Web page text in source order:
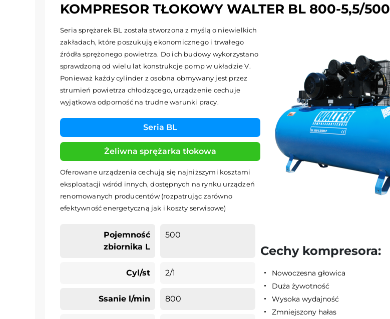
KOMPRESOR TŁOKOWY WALTER BL 800-5,5/500
Seria sprężarek BL została stworzona z myślą o niewielkich
zakładach, które poszukują ekonomicznego i trwałego
źródła sprężonego powietrza. Do ich budowy wykorzystano
sprawdzoną od wielu lat konstrukcje pomp w układzie V.
Ponieważ każdy cylinder z osobna obmywany jest przez
strumień powietrza chłodzącego, urządzenie cechuje
wyjątkowa odporność na trudne warunki pracy.
Seria BL
Żeliwna sprężarka tłokowa
Oferowane urządzenia cechują się najniższymi kosztami
eksploatacji wśród innych, dostępnych na rynku urządzeń
renomowanych producentów (rozpatrując zarówno
efektywność energetyczną jak i koszty serwisowe)
Pojemność
zbiornika L
500
Cyl/st 2/1
Ssanie l/min 800
Cechy kompresora:
Nowoczesna głowica
Duża żywotność
Wysoka wydajność
Zmniejszony hałas